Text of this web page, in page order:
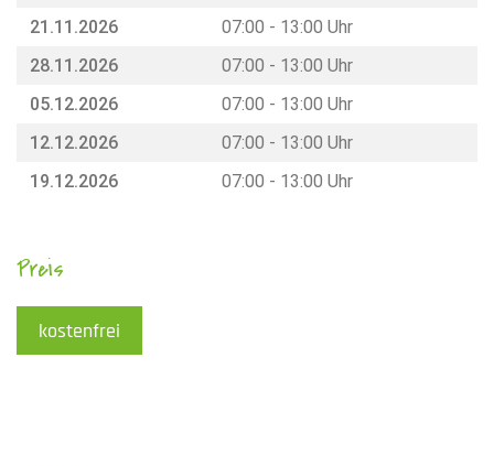
21.11.2026
07:00 - 13:00 Uhr
28.11.2026
07:00 - 13:00 Uhr
05.12.2026
07:00 - 13:00 Uhr
12.12.2026
07:00 - 13:00 Uhr
19.12.2026
07:00 - 13:00 Uhr
Preis
kostenfrei